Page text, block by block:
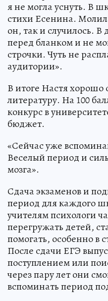
я не могла уснуть. В
стихи Есенина.
он, так и случилось. В
перед бланком и не
строчки. Чуть не
аудитории».
В итоге Настя хорошо
литературу. На 100
конкурс в
бюджет.
«Сейчас уже
Веселый период и
мозга».
Сдача экзаменов и
период для каждого
учителям психологи
перегружать детей,
помогать, особенно в
После сдачи ЕГЭ
поступлением или
через пару лет они
вспоминать период